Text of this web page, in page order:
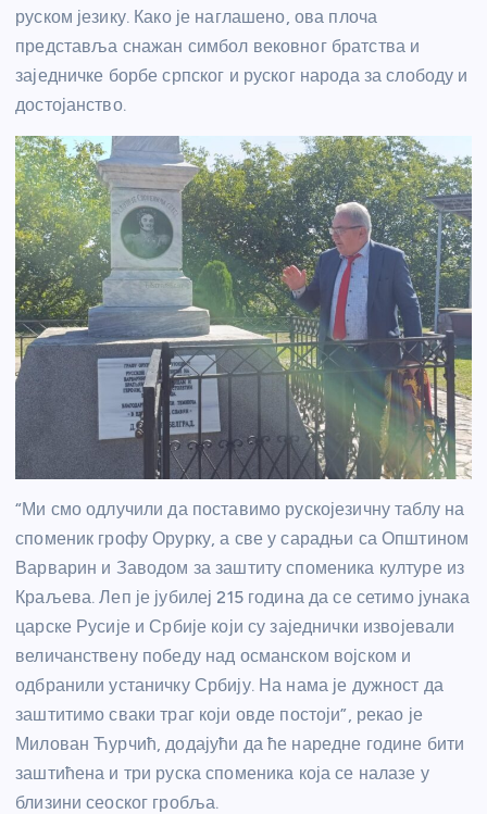
руском језику. Како је наглашено, ова плоча
представља снажан симбол вековног братства и
заједничке борбе српског и руског народа за слободу и
достојанство.
“Ми смо одлучили да поставимо рускојезичну таблу на
споменик грофу Орурку, а све у сарадњи са Општином
Варварин и Заводом за заштиту споменика културе из
Краљева. Леп је јубилеј 215 година да се сетимо јунака
царске Русије и Србије који су заједнички извојевали
величанствену победу над османском војском и
одбранили устаничку Србију. На нама је дужност да
заштитимо сваки траг који овде постоји”, рекао је
Милован Ћурчић, додајући да ће наредне године бити
заштићена и три руска споменика која се налазе у
близини сеоског гробља.